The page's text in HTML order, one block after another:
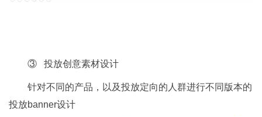
③ 投放创意素材设计
针对不同的产品，以及投放定向的人群进行不同版本的
投放banner设计